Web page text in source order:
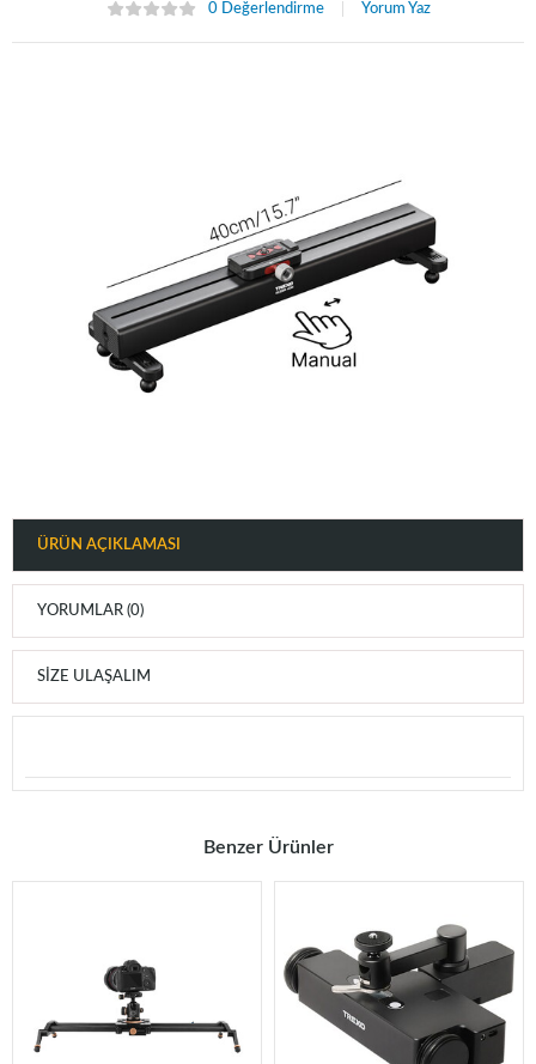
0 Değerlendirme
Yorum Yaz
ÜRÜN AÇIKLAMASI
YORUMLAR (0)
SIZE ULAŞALIM
Benzer Ürünler